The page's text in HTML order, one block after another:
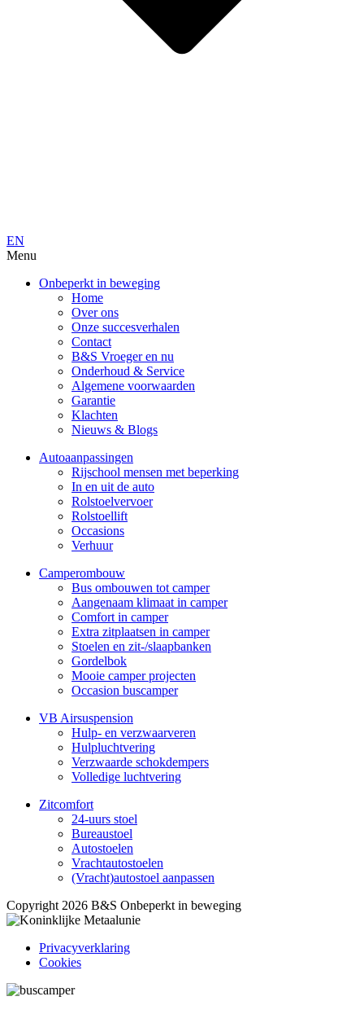
EN
Menu
Onbeperkt in beweging
Home
Over ons
Onze succesverhalen
Contact
B&S Vroeger en nu
Onderhoud & Service
Algemene voorwaarden
Garantie
Klachten
Nieuws & Blogs
Autoaanpassingen
Rijschool mensen met beperking
In en uit de auto
Rolstoelvervoer
Rolstoellift
Occasions
Verhuur
Camperombouw
Bus ombouwen tot camper
Aangenaam klimaat in camper
Comfort in camper
Extra zitplaatsen in camper
Stoelen en zit-/slaapbanken
Gordelbok
Mooie camper projecten
Occasion buscamper
VB Airsuspension
Hulp- en verzwaarveren
Hulpluchtvering
Verzwaarde schokdempers
Volledige luchtvering
Zitcomfort
24-uurs stoel
Bureaustoel
Autostoelen
Vrachtautostoelen
(Vracht)autostoel aanpassen
Copyright 2026 B&S Onbeperkt in beweging
Privacyverklaring
Cookies